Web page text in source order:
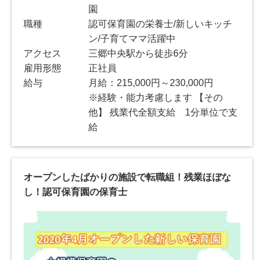
園
職種
認可保育園の栄養士/新しいキッチ
ン/子育てママ活躍中
アクセス
三郷中央駅から徒歩6分
雇用形態
正社員
給与
月給：215,000円～230,000円
※経験・能力考慮します 【その
他】 残業代全額支給 1分単位で支
給
オープンしたばかりの施設で転職組！残業ほぼな
し！認可保育園の保育士